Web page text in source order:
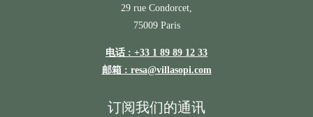
29 rue Condorcet,
75009 Paris
电话 : +33 1 89 89 12 33
邮箱 : resa@villasopi.com
订阅我们的通讯